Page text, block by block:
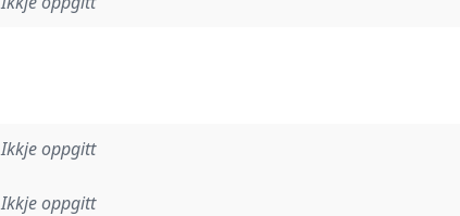
Ikkje oppgitt
Ikkje oppgitt